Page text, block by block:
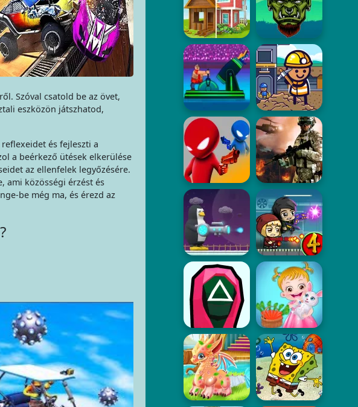
Szóval csatold be az övet,
eszközön játszhatod,
és fejleszti a
a beérkező ütések elkerülése
az ellenfelek legyőzésére.
ami közösségi érzést és
be még ma, és érezd az